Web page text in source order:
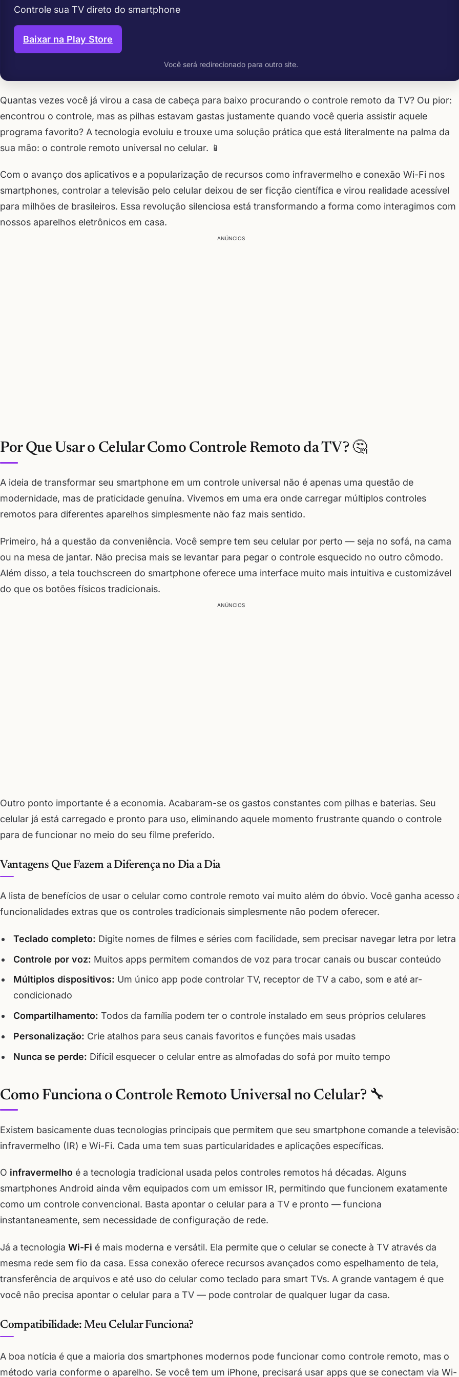
Controle sua TV direto do smartphone
Baixar na Play Store
Você será redirecionado para outro site.
Quantas vezes você já virou a casa de cabeça para baixo procurando o controle remoto da TV? Ou pior:
encontrou o controle, mas as pilhas estavam gastas justamente quando você queria assistir aquele
programa favorito? A tecnologia evoluiu e trouxe uma solução prática que está literalmente na palma da
sua mão: o controle remoto universal no celular. 📱
Com o avanço dos aplicativos e a popularização de recursos como infravermelho e conexão Wi-Fi nos
smartphones, controlar a televisão pelo celular deixou de ser ficção científica e virou realidade acessível
para milhões de brasileiros. Essa revolução silenciosa está transformando a forma como interagimos com
nossos aparelhos eletrônicos em casa.
ANÚNCIOS
Por Que Usar o Celular Como Controle Remoto da TV? 🤔
A ideia de transformar seu smartphone em um controle universal não é apenas uma questão de
modernidade, mas de praticidade genuína. Vivemos em uma era onde carregar múltiplos controles
remotos para diferentes aparelhos simplesmente não faz mais sentido.
Primeiro, há a questão da conveniência. Você sempre tem seu celular por perto — seja no sofá, na cama
ou na mesa de jantar. Não precisa mais se levantar para pegar o controle esquecido no outro cômodo.
Além disso, a tela touchscreen do smartphone oferece uma interface muito mais intuitiva e customizável
do que os botões físicos tradicionais.
ANÚNCIOS
Outro ponto importante é a economia. Acabaram-se os gastos constantes com pilhas e baterias. Seu
celular já está carregado e pronto para uso, eliminando aquele momento frustrante quando o controle
para de funcionar no meio do seu filme preferido.
Vantagens Que Fazem a Diferença no Dia a Dia
A lista de benefícios de usar o celular como controle remoto vai muito além do óbvio. Você ganha acesso
funcionalidades extras que os controles tradicionais simplesmente não podem oferecer.
Teclado completo: Digite nomes de filmes e séries com facilidade, sem precisar navegar letra por letra
Controle por voz: Muitos apps permitem comandos de voz para trocar canais ou buscar conteúdo
Múltiplos dispositivos: Um único app pode controlar TV, receptor de TV a cabo, som e até ar-
condicionado
Compartilhamento: Todos da família podem ter o controle instalado em seus próprios celulares
Personalização: Crie atalhos para seus canais favoritos e funções mais usadas
Nunca se perde: Difícil esquecer o celular entre as almofadas do sofá por muito tempo
Como Funciona o Controle Remoto Universal no Celular? 🔧
Existem basicamente duas tecnologias principais que permitem que seu smartphone comande a televisão:
infravermelho (IR) e Wi-Fi. Cada uma tem suas particularidades e aplicações específicas.
O infravermelho é a tecnologia tradicional usada pelos controles remotos há décadas. Alguns
smartphones Android ainda vêm equipados com um emissor IR, permitindo que funcionem exatamente
como um controle convencional. Basta apontar o celular para a TV e pronto — funciona
instantaneamente, sem necessidade de configuração de rede.
Já a tecnologia Wi-Fi é mais moderna e versátil. Ela permite que o celular se conecte à TV através da
mesma rede sem fio da casa. Essa conexão oferece recursos avançados como espelhamento de tela,
transferência de arquivos e até uso do celular como teclado para smart TVs. A grande vantagem é que
você não precisa apontar o celular para a TV — pode controlar de qualquer lugar da casa.
Compatibilidade: Meu Celular Funciona?
A boa notícia é que a maioria dos smartphones modernos pode funcionar como controle remoto, mas o
método varia conforme o aparelho. Se você tem um iPhone, precisará usar apps que se conectam via Wi-